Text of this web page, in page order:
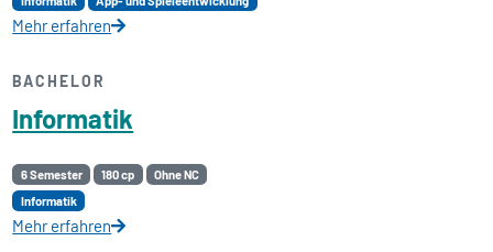
Mehr erfahren
Informatik
BACHELOR
6 Semester 180 cp
Ohne NC
Informatik
Mehr erfahren